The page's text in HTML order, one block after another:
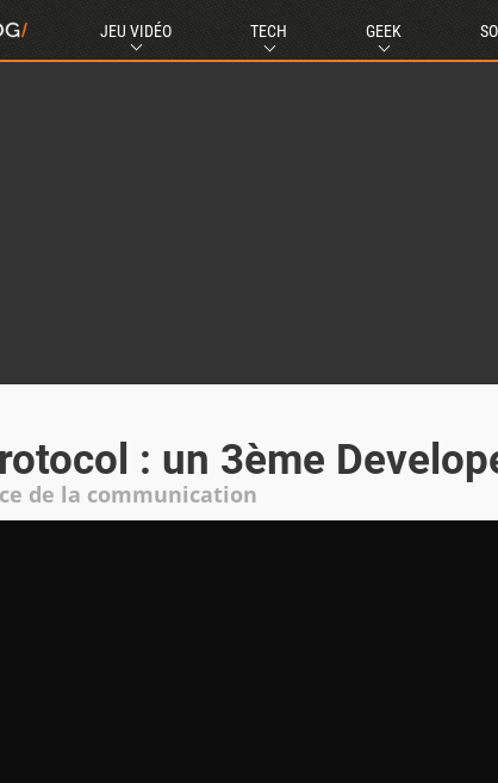
JEU VIDÉO TECH GEEK
: un 3ème
de la communication